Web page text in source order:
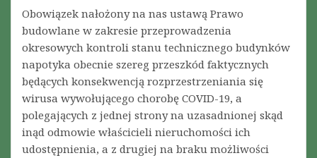
K
A
N
C
E
L
A
R
I
Obowiązek nałożony na nas ustawą Prawo
budowlane w zakresie przeprowadzenia
okresowych kontroli stanu technicznego budynków
napotyka obecnie szereg przeszkód faktycznych
będących konsekwencją rozprzestrzeniania się
wirusa wywołującego chorobę COVID-19, a
polegających z jednej strony na uzasadnionej skąd
inąd odmowie właścicieli nieruchomości ich
udostępnienia, a z drugiej na braku możliwości